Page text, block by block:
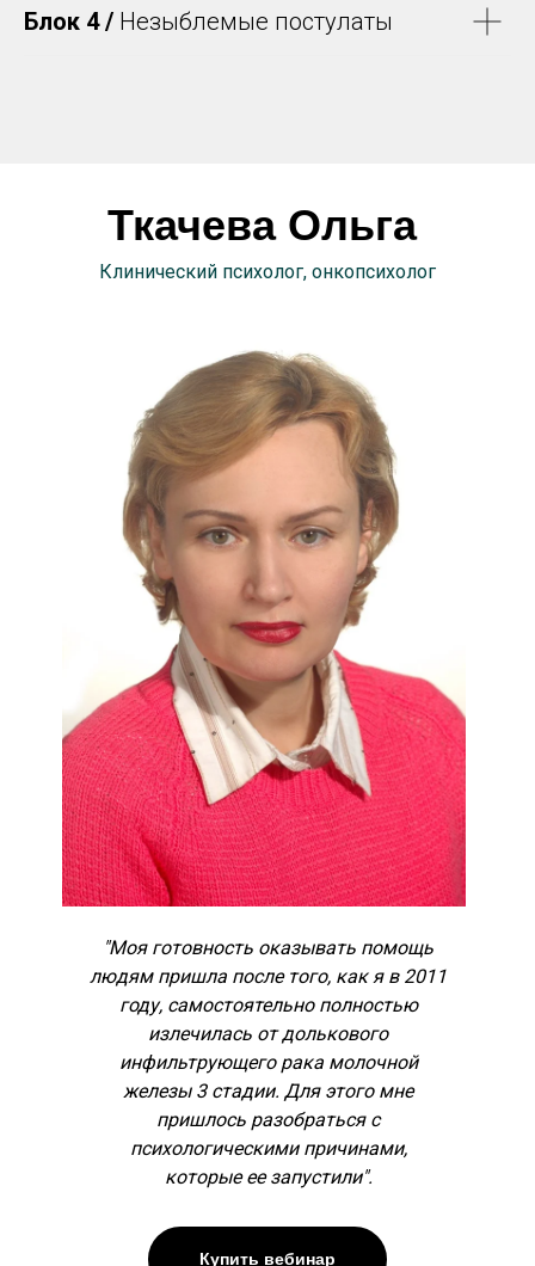
Блок 4 / Незыблемые постулаты
Ткачева Ольга
Клинический психолог, онкопсихолог
"Моя готовность оказывать помощь
людям пришла после того, как я в 2011
году, самостоятельно полностью
излечилась от долькового
инфильтрующего рака молочной
железы 3 стадии. Для этого мне
пришлось разобраться с
психологическими причинами,
которые ее запустили".
Купить вебинар